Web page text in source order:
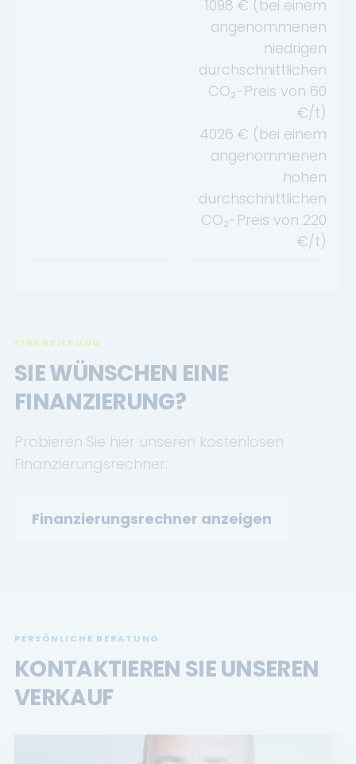
1098 € (bei einem
angenommenen
niedrigen
durchschnittlichen
CO₂-Preis von 60
€/t)
4026 € (bei einem
angenommenen
hohen
durchschnittlichen
CO₂-Preis von 220
€/t)
FINANZIERUNG
SIE WÜNSCHEN EINE
FINANZIERUNG?
Probieren Sie hier unseren kostenlosen
Finanzierungsrechner.
Finanzierungsrechner anzeigen
PERSÖNLICHE BERATUNG
KONTAKTIEREN SIE UNSEREN
VERKAUF